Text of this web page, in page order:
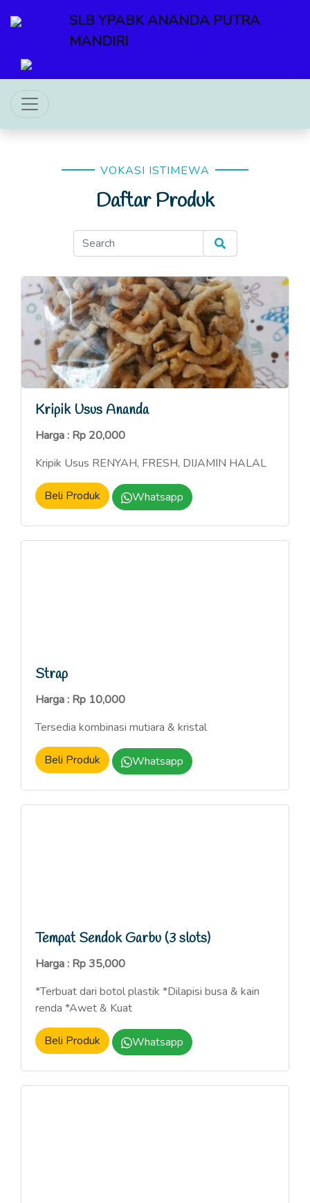
SLB YPABK ANANDA PUTRA
MANDIRI
VOKASI ISTIMEWA
Daftar Produk
Kripik Usus Ananda
Harga : Rp 20,000
Kripik Usus RENYAH, FRESH, DIJAMIN HALAL
Beli Produk Whatsapp
Strap
Harga : Rp 10,000
Tersedia kombinasi mutiara & kristal
Beli Produk Whatsapp
Tempat Sendok Garbu (3 slots)
Harga : Rp 35,000
*Terbuat dari botol plastik *Dilapisi busa & kain
renda *Awet & Kuat
Beli Produk Whatsapp